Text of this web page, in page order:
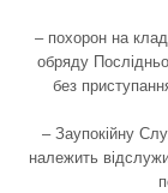
– похорон на
обряду
без
– Заупокійну
належить